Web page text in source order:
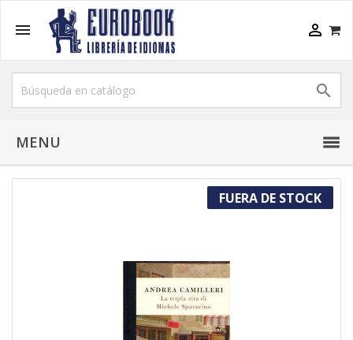
 

MENU
FUERA DE STOCK